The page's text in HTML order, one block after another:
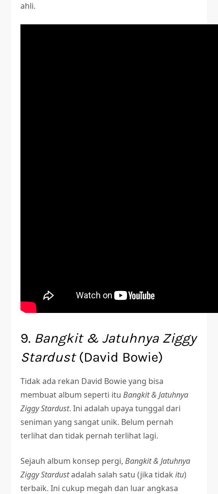
ahli.
9. Bangkit & Jatuhnya Ziggy
Stardust (David Bowie)
Tidak ada rekan David Bowie yang bisa
membuat album seperti ituBangkit & Jatuhnya
Ziggy Stardust. Ini adalah upaya tunggal dari
seniman yang sangat unik. Belum pernah
terlihat dan tidak pernah terlihat lagi.
Sejauh album konsep pergi,Bangkit & Jatuhnya
Ziggy Stardustadalah salah satu (jika tidakitu)
terbaik. Ini cukup megah dan luar angkasa